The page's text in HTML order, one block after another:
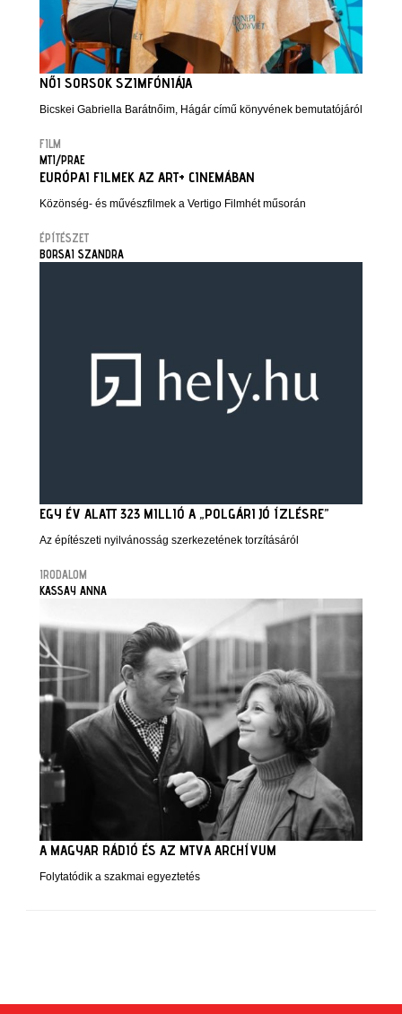
NŐI SORSOK SZIMFÓNIÁJA
Bicskei Gabriella Barátnőim, Hágár című könyvének bemutatójáról
FILM
MTI/PRAE
EURÓPAI FILMEK AZ ART+ CINEMÁBAN
Közönség- és művészfilmek a Vertigo Filmhét műsorán
ÉPÍTÉSZET
BORSAI SZANDRA
EGY ÉV ALATT 323 MILLIÓ A „POLGÁRI JÓ ÍZLÉSRE”
Az építészeti nyilvánosság szerkezetének torzításáról
IRODALOM
KASSAY ANNA
A MAGYAR RÁDIÓ ÉS AZ MTVA ARCHÍVUM
Folytatódik a szakmai egyeztetés